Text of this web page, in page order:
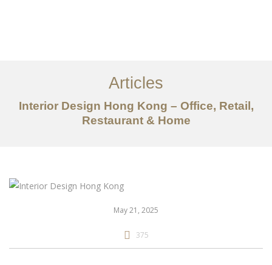
Services
Articles
Articles
Interior Design Hong Kong – Office, Retail,
Restaurant & Home
May 21, 2025
375